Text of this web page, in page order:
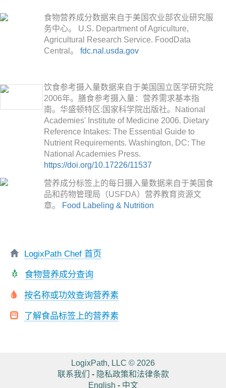
食物营养成分数据来自于美国农业部农业研究服
务中心。 U.S. Department of Agriculture,
Agricultural Research Service. FoodData
Central。 fdc.nal.usda.gov
饮食参考摄入量数据来自于美国国立医学研究院
2006年。膳食参考摄入量：营养需求基本指
南。华盛顿特区:国家科学院出版社。National
Academies' Institute of Medicine 2006. Dietary
Reference Intakes: The Essential Guide to
Nutrient Requirements. Washington, DC: The
National Academies Press.
https://doi.org/10.17226/11537
营养成分标签上的每日摄入量数据来自于美国食
品和药物管理局（USFDA）营养教育资源文
章。
Food Labeling & Nutrition
LogixPath Chef 首页
食物营养成分查询
按名称或功效查询营养素
了解食品标签上的营养素
LogixPath, LLC © 2026
联系我们
- 隐私政策和法律条款
English - 中文